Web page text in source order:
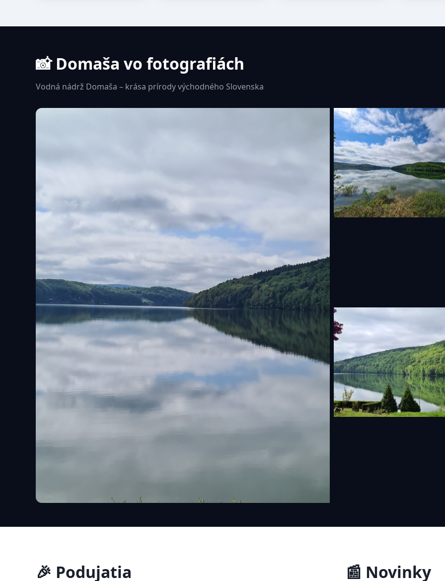
📸 Domaša vo fotografiách
Vodná nádrž Domaša – krása prírody východného Slovenska
🎉 Podujatia 📰 Novinky